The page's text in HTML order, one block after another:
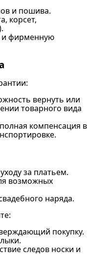
и пошива.
корсет,
и фирменную
вернуть или
товарного вида
компенсация в
за платьем.
возможных
наряда.
покупку.
следов носки и